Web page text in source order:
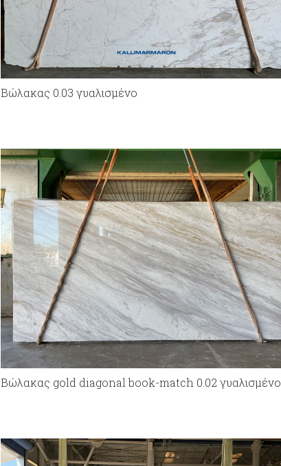
Bώλακας 0.03 γυαλισμένο
Bώλακας gold diagonal book-match 0.02 γυαλισμένο